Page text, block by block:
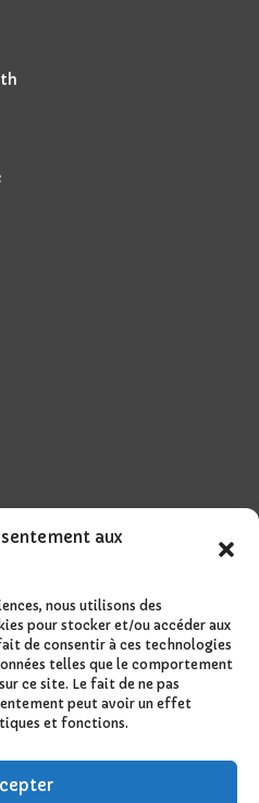
aux
nous utilisons des
pour stocker et/ou accéder aux
de consentir à ces technologies
telles que le comportement
ce site. Le fait de ne pas
peut avoir un effet
et fonctions.